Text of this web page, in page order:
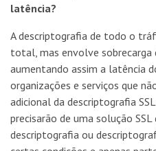
latência?
A descriptografia de todo o
total, mas envolve
aumentando assim a latência
organizações e serviços que
adicional da descriptografia
precisarão de uma solução
descriptografia ou